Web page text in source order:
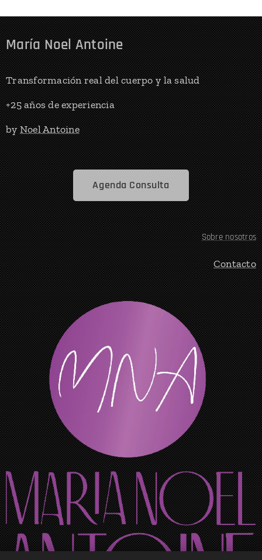
María Noel Antoine
Transformación real del cuerpo y la salud
+25 años de experiencia
byNoel Antoine
Agenda Consulta
Sobre nosotros
Contacto